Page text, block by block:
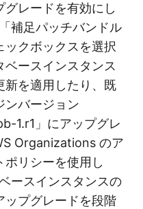
レードを有効にし
補足パッチバンドル
ックボックスを選択
ースインスタンス
新を適用したり、既
ンバージョン
1.r1」にアップグレ
Organizations のア
ポリシーを使用し
ースインスタンスの
ップグレードを段階